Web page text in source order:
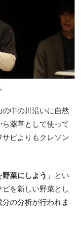
中の川沿いに自然
薬草として使って
ビよりもクレソン
菜にしよう 」とい
を新しい野菜とし
の分析が行われま